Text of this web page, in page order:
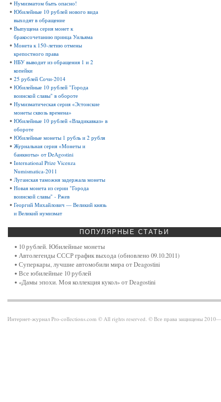
Нумизматом быть опасно!
Юбилейные 10 рублей нового вида
выходят в обращение
Выпущена серия монет к
бракосочетанию принца Уильяма
Монета к 150-летию отмены
крепостного права
НБУ выводит из обращения 1 и 2
копейки
25 рублей Сочи-2014
Юбилейные 10 рублей "Города
воинской славы" в обороте
Нумизматическая серия «Эстонские
монеты сквозь времена»
Юбилейные 10 рублей «Владикавказ» в
обороте
Юбилейные монеты 1 рубль и 2 рубля
Журнальная серия «Монеты и
банкноты» от DeAgostini
International Prize Vicenza
Numismatica-2011
Луганская таможня задержала монеты
Новая монета из серии "Города
воинской славы" - Ржев
Георгий Михайлович — Великий князь
и Великий нумизмат
ПОПУЛЯРНЫЕ СТАТЬИ
10 рублей. Юбилейные монеты
Автолегенды СССР график выхода (обновлено 09.10.2011)
Суперкары, лучшие автомобили мира от Deagostini
Все юбилейные 10 рублей
«Дамы эпохи. Моя коллекция кукол» от Deagostini
Интернет-журнал Pro-collections.com © All rights reserved. © Все права защищены